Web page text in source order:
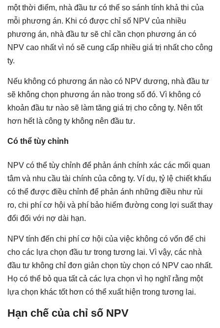
một thời điểm, nhà đầu tư có thể so sánh tính khả thi của
mỗi phương án. Khi có được chỉ số NPV của nhiều
phương án, nhà đầu tư sẽ chỉ cần chọn phương án có
NPV cao nhất vì nó sẽ cung cấp nhiều giá trị nhất cho công
ty.
Nếu không có phương án nào có NPV dương, nhà đầu tư
sẽ không chọn phương án nào trong số đó. Vì không có
khoản đầu tư nào sẽ làm tăng giá trị cho công ty. Nên tốt
hơn hết là công ty không nên đầu tư.
Có thể tùy chỉnh
NPV có thể tùy chỉnh để phản ánh chính xác các mối quan
tâm và nhu cầu tài chính của công ty. Ví dụ, tỷ lệ chiết khấu
có thể được điều chỉnh để phản ánh những điều như rủi
ro, chi phí cơ hội và phí bảo hiểm đường cong lợi suất thay
đổi đối với nợ dài hạn.
NPV tính đến chi phí cơ hội của việc không có vốn để chi
cho các lựa chọn đầu tư trong tương lai. Vì vậy, các nhà
đầu tư không chỉ đơn giản chọn tùy chọn có NPV cao nhất.
Họ có thể bỏ qua tất cả các lựa chọn vì họ nghĩ rằng một
lựa chọn khác tốt hơn có thể xuất hiện trong tương lai.
Hạn chế của chỉ số NPV